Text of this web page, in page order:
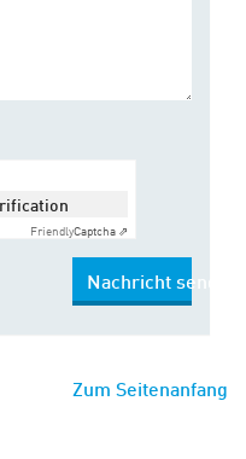
FriendlyCaptcha ⇗
Nachricht senden
Zum Seitenanfang